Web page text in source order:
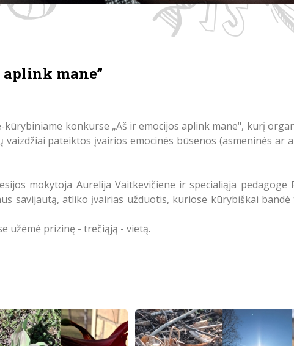
mane”
konkurse „Aš ir emocijos aplink mane", kurį
pateiktos įvairios emocinės būsenos (asmeninės ar
mokytoja Aurelija Vaitkevičiene ir specialiąja pedagoge
savijautą, atliko įvairias užduotis, kuriose kūrybiškai
užėmė prizinę - trečiąją - vietą.